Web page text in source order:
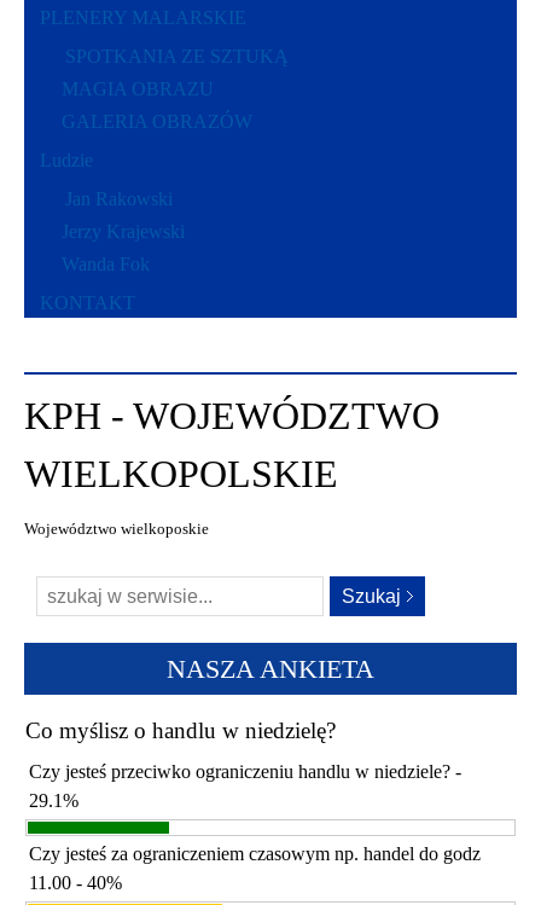
PLENERY MALARSKIE
SPOTKANIA ZE SZTUKĄ
MAGIA OBRAZU
GALERIA OBRAZÓW
Ludzie
Jan Rakowski
Jerzy Krajewski
Wanda Fok
KONTAKT
KPH - WOJEWÓDZTWO
WIELKOPOLSKIE
Województwo wielkoposkie
NASZA ANKIETA
Co myślisz o handlu w niedzielę?
Czy jesteś przeciwko ograniczeniu handlu w niedziele? -
29.1%
Czy jesteś za ograniczeniem czasowym np. handel do godz
11.00 - 40%